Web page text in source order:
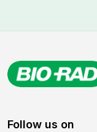
Follow us on